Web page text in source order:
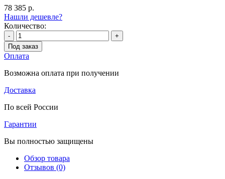
78 385 р.
Нашли дешевле?
Количество:
-
+
Под заказ
Оплата
Возможна оплата при получении
Доставка
По всей России
Гарантии
Вы полностью защищены
Обзор товара
Отзывов (0)